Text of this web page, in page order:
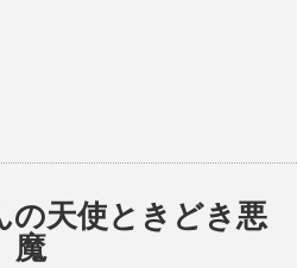
の天使ときどき悪
魔